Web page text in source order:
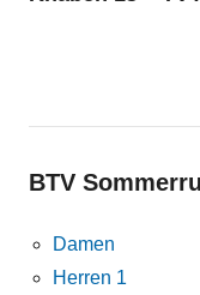
BTV
Damen
Herren 1